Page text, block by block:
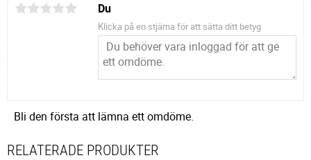
Du
Klicka på en stjärna för att sätta ditt betyg
Bli den första att lämna ett omdöme.
RELATERADE PRODUKTER